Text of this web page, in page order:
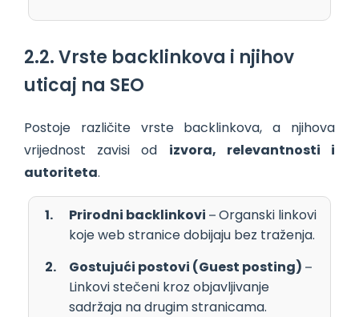
2.2. Vrste backlinkova i njihov
uticaj na SEO
Postoje različite vrste backlinkova, a njihova
vrijednost zavisi od izvora, relevantnosti i
autoriteta.
Prirodni backlinkovi – Organski linkovi
koje web stranice dobijaju bez traženja.
Gostujući postovi (Guest posting) –
Linkovi stečeni kroz objavljivanje
sadržaja na drugim stranicama.